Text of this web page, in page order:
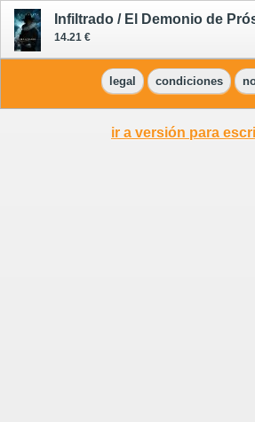
Infiltrado / El Demonio de
14.21 €
legal condiciones
ir a versión para